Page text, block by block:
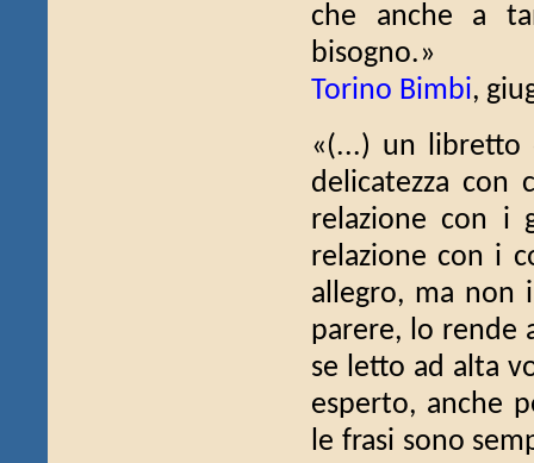
che anche a
bisogno.»
Torino Bimbi,
«(...) un libretto
delicatezza con
relazione con i
relazione con i
allegro, ma non
parere, lo rende
se letto ad alta
esperto, anche
le frasi sono